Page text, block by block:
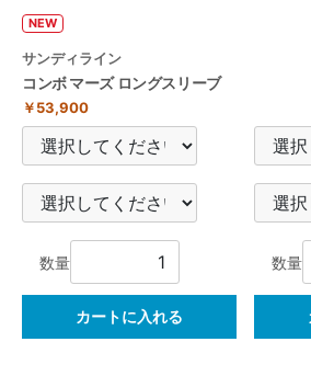
NEW
サンディライン
コンボ マーズ ロングスリーブ
￥53,900
数量
カートに入れる
数量